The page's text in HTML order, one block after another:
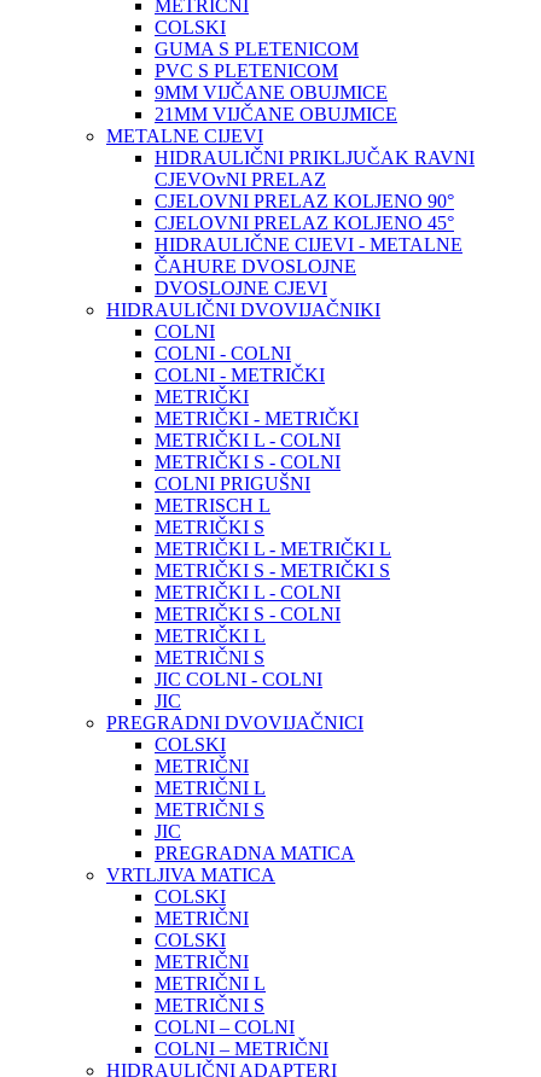
METRIČNI
COLSKI
GUMA S PLETENICOM
PVC S PLETENICOM
9MM VIJČANE OBUJMICE
21MM VIJČANE OBUJMICE
METALNE CIJEVI
HIDRAULIČNI PRIKLJUČAK RAVNI
CJEVOvNI PRELAZ
CJELOVNI PRELAZ KOLJENO 90°
CJELOVNI PRELAZ KOLJENO 45°
HIDRAULIČNE CIJEVI - METALNE
ČAHURE DVOSLOJNE
DVOSLOJNE CJEVI
HIDRAULIČNI DVOVIJAČNIKI
COLNI
COLNI - COLNI
COLNI - METRIČKI
METRIČKI
METRIČKI - METRIČKI
METRIČKI L - COLNI
METRIČKI S - COLNI
COLNI PRIGUŠNI
METRISCH L
METRIČKI S
METRIČKI L - METRIČKI L
METRIČKI S - METRIČKI S
METRIČKI L - COLNI
METRIČKI S - COLNI
METRIČKI L
METRIČNI S
JIC COLNI - COLNI
JIC
PREGRADNI DVOVIJAČNICI
COLSKI
METRIČNI
METRIČNI L
METRIČNI S
JIC
PREGRADNA MATICA
VRTLJIVA MATICA
COLSKI
METRIČNI
COLSKI
METRIČNI
METRIČNI L
METRIČNI S
COLNI – COLNI
COLNI – METRIČNI
HIDRAULIČNI ADAPTERI